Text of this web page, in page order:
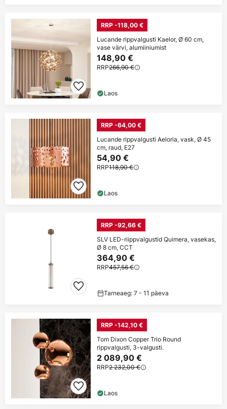
RRP -118,00 €
Lucande rippvalgusti Kaelor, Ø 60 cm,
vase värvi, alumiiniumist
148,90 €
RRP266,90 €
Laos
RRP -64,00 €
Lucande rippvalgusti Aeloria, vask, Ø 45
cm, raud, E27
54,90 €
RRP118,90 €
Laos
RRP -92,66 €
SLV LED-riippvalgustid Quimera, vasekas,
Ø 8 cm, CCT
364,90 €
RRP457,56 €
Tarneaeg: 7 - 11 päeva
RRP -142,10 €
Tom Dixon Copper Trio Round
rippvalgusti, 3-valgusti.
2 089,90 €
RRP2 232,00 €
Laos